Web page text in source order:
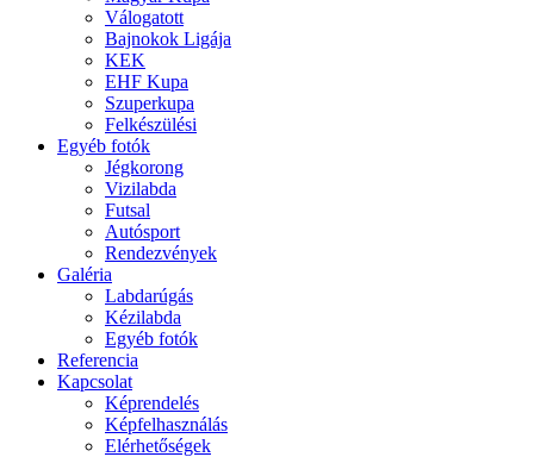
Válogatott
Bajnokok Ligája
KEK
EHF Kupa
Szuperkupa
Felkészülési
Egyéb fotók
Jégkorong
Vizilabda
Futsal
Autósport
Rendezvények
Galéria
Labdarúgás
Kézilabda
Egyéb fotók
Referencia
Kapcsolat
Képrendelés
Képfelhasználás
Elérhetőségek